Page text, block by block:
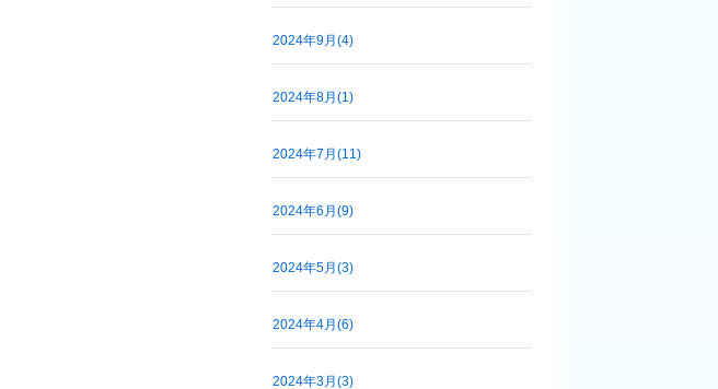
2024年9月(4)
2024年8月(1)
2024年7月(11)
2024年6月(9)
2024年5月(3)
2024年4月(6)
2024年3月(3)